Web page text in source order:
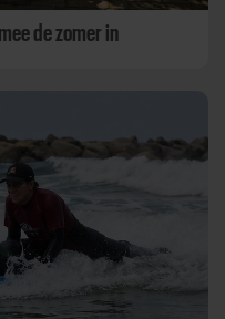
de zomer in